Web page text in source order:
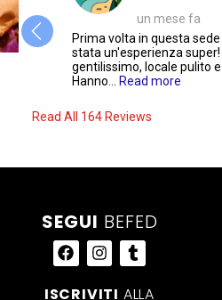
un
un mese fa
Prima volta in questa sede
stata un'esperienza
gentilissimo, locale pulito
Hanno...
Read more
Read All 164 Reviews
SEGUI BEFED
ISCRIVITI ALLA